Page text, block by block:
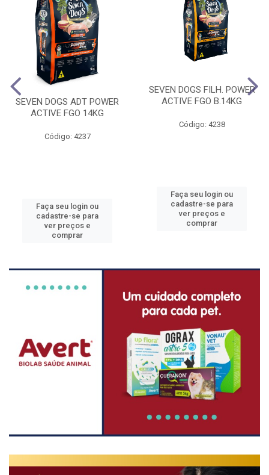
SEVEN DOGS ADT POWER
ACTIVE FGO 14KG
Código: 4237
Faça seu login ou
cadastre-se para
ver preços e
comprar
SEVEN DOGS FILH. POWER
ACTIVE FGO B.14KG
Código: 4238
Faça seu login ou
cadastre-se para
ver preços e
comprar